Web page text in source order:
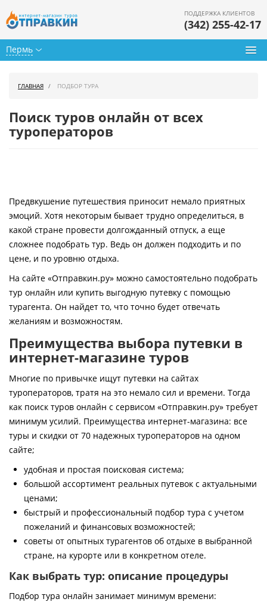
Пермь
ПОДДЕРЖКА КЛИЕНТОВ
(342) 255-42-17
Горящие туры
Страны
Как купить
Контакты
ГЛАВНАЯ ПОДБОР ТУРА
Поиск туров онлайн от всех
туроператоров
Предвкушение путешествия приносит немало приятных
эмоций. Хотя некоторым бывает трудно определиться, в
какой стране провести долгожданный отпуск, а еще
сложнее подобрать тур. Ведь он должен подходить и по
цене, и по уровню отдыха.
На сайте «Отправкин.ру» можно самостоятельно подобрать
тур онлайн или купить выгодную путевку с помощью
турагента. Он найдет то, что точно будет отвечать
желаниям и возможностям.
Преимущества выбора путевки в
интернет-магазине туров
Многие по привычке ищут путевки на сайтах
туроператоров, тратя на это немало сил и времени. Тогда
как поиск туров онлайн с сервисом «Отправкин.ру» требует
минимум усилий. Преимущества интернет-магазина: все
туры и скидки от 70 надежных туроператоров на одном
сайте;
удобная и простая поисковая система;
большой ассортимент реальных путевок с актуальными
ценами;
быстрый и профессиональный подбор тура с учетом
пожеланий и финансовых возможностей;
советы от опытных турагентов об отдыхе в выбранной
стране, на курорте или в конкретном отеле.
Как выбрать тур: описание процедуры
Подбор тура онлайн занимает минимум времени: